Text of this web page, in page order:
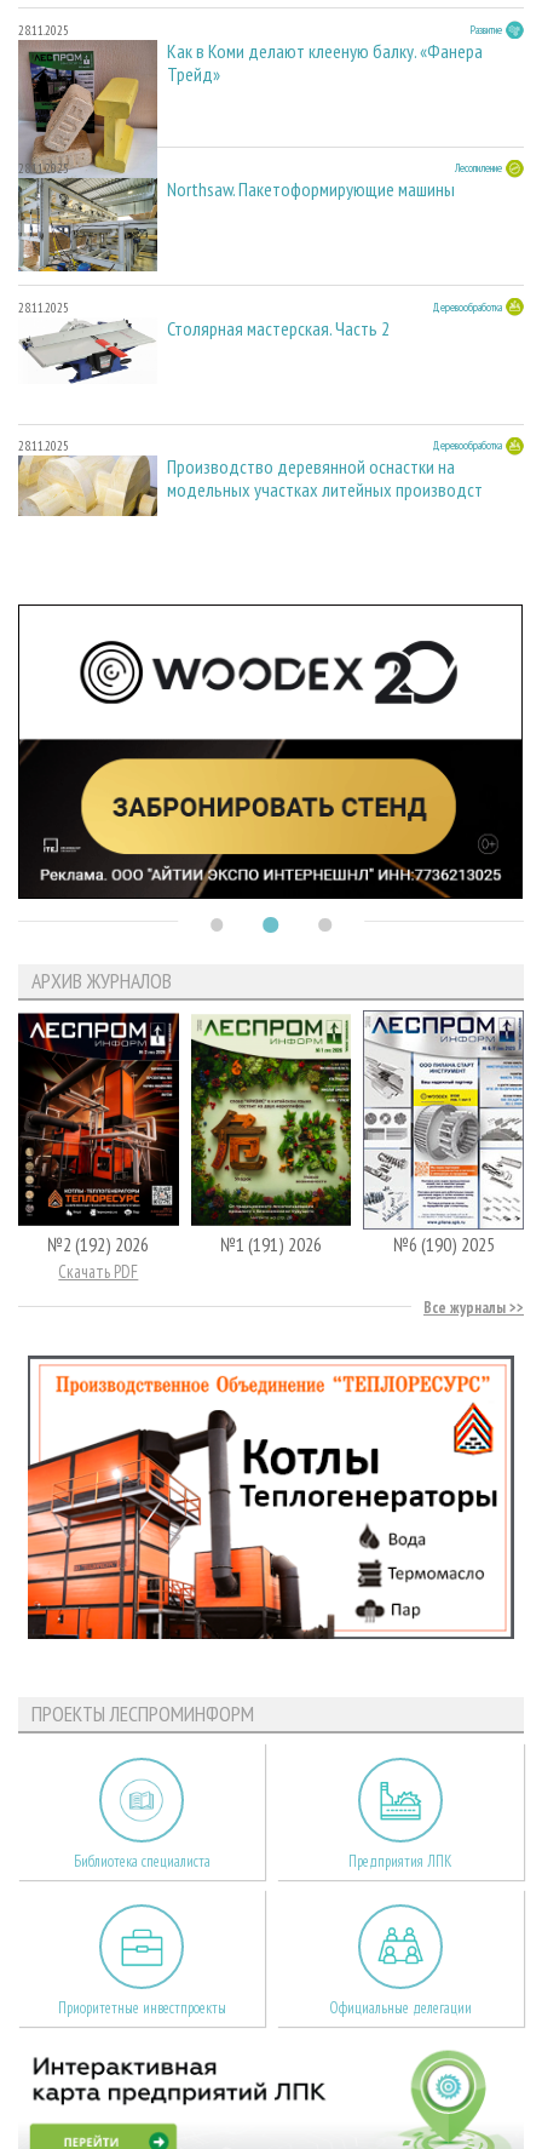
28.11.2025 Развитие
Как в Коми делают клееную балку. «Фанера
Трейд»
28.11.2025 Лесопиление
Northsaw. Пакетоформирующие машины
28.11.2025 Деревообработка
Столярная мастерская. Часть 2
28.11.2025 Деревообработка
Производство деревянной оснастки на
модельных участках литейных производст
АРХИВ ЖУРНАЛОВ
№2 (192) 2026
Скачать PDF
№1 (191) 2026 №6 (190) 2025
Все журналы
ПРОЕКТЫ ЛЕСПРОМИНФОРМ
Библиотека специалиста Предприятия ЛПК
Приоритетные инвестпроекты Официальные делегации